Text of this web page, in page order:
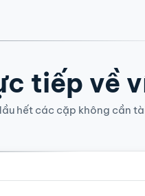
tiếp về
hết các cặp không cần